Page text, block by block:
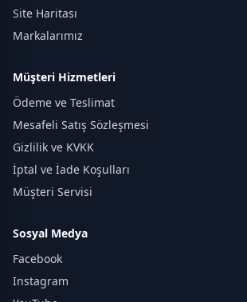
Site Haritası
Markalarımız
Müşteri Hizmetleri
Ödeme ve Teslimat
Mesafeli Satış Sözleşmesi
Gizlilik ve KVKK
İptal ve İade Koşulları
Müşteri Servisi
Sosyal Medya
Facebook
Instagram